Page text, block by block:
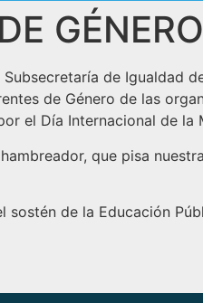
GÉNERO
de Igualdad
de Género de las
el Día Internacional de la
que pisa
sostén de la Educación